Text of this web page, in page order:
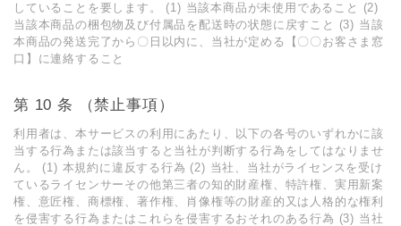
していることを要します。 (1) 当該本商品が未使⽤であること (2)
当該本商品の梱包物及び付属品を配送時の状態に戻すこと (3) 当該
本商品の発送完了から〇⽇以内に、当社が定める【〇〇お客さま窓
⼝】に連絡すること
第 10 条 （禁⽌事項）
利⽤者は、本サービスの利⽤にあたり、以下の各号のいずれかに該
当する⾏為または該当すると当社が判断する⾏為をしてはなりませ
ん。 (1) 本規約に違反する⾏為 (2) 当社、当社がライセンスを受け
ているライセンサーその他第三者の知的財産権、特許権、実⽤新案
権、意匠権、商標権、著作権、肖像権等の財産的⼜は⼈格的な権利
を侵害する⾏為またはこれらを侵害するおそれのある⾏為 (3) 当社